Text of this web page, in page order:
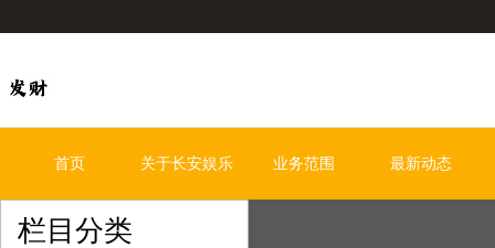
首页 关于长安娱乐 业务范围 最新动态
栏目分类